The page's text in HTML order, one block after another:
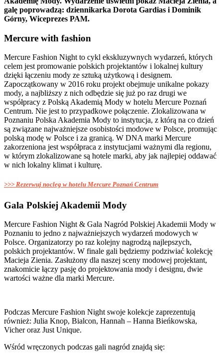
galę poprowadzą: dziennikarka Dorota Gardias i Dominik
Górny, Wiceprezes PAM.
Mercure with fashion
Mercure Fashion Night to cykl ekskluzywnych wydarzeń, których
celem jest promowanie polskich projektantów i lokalnej kultury
dzięki łączeniu mody ze sztuką użytkową i designem.
Zapoczątkowany w 2016 roku projekt obejmuje unikalne pokazy
mody, a najbliższy z nich odbędzie się już po raz drugi we
współpracy z Polską Akademią Mody w hotelu Mercure Poznań
Centrum. Nie jest to przypadkowe połączenie. Zlokalizowana w
Poznaniu Polska Akademia Mody to instytucja, z którą na co dzień
są związane najważniejsze osobistości modowe w Polsce, promując
polską modę w Polsce i za granicą. W DNA marki Mercure
zakorzeniona jest współpraca z instytucjami ważnymi dla regionu,
w którym zlokalizowane są hotele marki, aby jak najlepiej oddawać
w nich lokalny klimat i kulturę.
>>> Rezerwuj nocleg w hotelu Mercure Poznań Centrum
Gala Polskiej Akademii Mody
Mercure Fashion Night & Gala Nagród Polskiej Akademii Mody w
Poznaniu to jedno z najważniejszych wydarzeń modowych w
Polsce. Organizatorzy po raz kolejny nagrodzą najlepszych,
polskich projektantów. W finale gali będziemy podziwiać kolekcję
Macieja Zienia. Zasłużony dla naszej sceny modowej projektant,
znakomicie łączy pasję do projektowania mody i designu, dwie
wartości ważne dla marki Mercure.
Podczas Mercure Fashion Night swoje kolekcje zaprezentują
również: Julia Knop, Bialcon, Hannah – Hanna Bieńkowska,
Vicher oraz Just Unique.
Wśród wręczonych podczas gali nagród znajdą się: